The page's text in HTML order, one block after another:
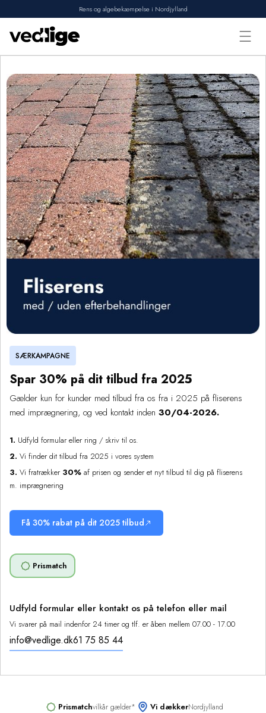
Rens og algebekæmpelse i Nordjylland
Forside
Vi tilbyder
Udførte opgaver
Erhverv
Om os
Kontakt
SÆRKAMPAGNE
Spar 30% på dit tilbud fra 2025
Gælder kun for kunder med tilbud fra os fra i 2025 på fliserens
med imprægnering, og ved kontakt inden 30/04-2026.
1. Udfyld formular eller ring / skriv til os.
2. Vi finder dit tilbud fra 2025 i vores system
3. Vi fratrækker 30% af prisen og sender et nyt tilbud til dig på fliserens
m. imprægnering
Få 30% rabat på dit 2025 tilbud
Prismatch
Udfyld formular eller kontakt os på telefon eller mail
Vi svarer på mail indenfor 24 timer og tlf. er åben mellem 07.00 - 17.00
info@vedlige.dk61 75 85 44
Prismatchvilkår gælder* Vi dækkerNordjylland